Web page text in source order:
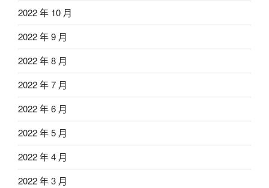
2022 年 10 月
2022 年 9 月
2022 年 8 月
2022 年 7 月
2022 年 6 月
2022 年 5 月
2022 年 4 月
2022 年 3 月